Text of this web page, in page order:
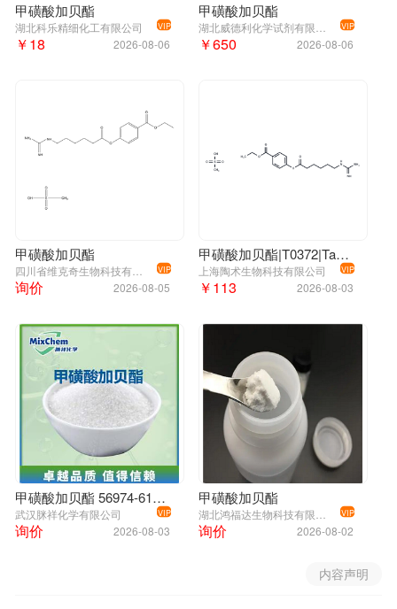
甲磺酸加贝酯
湖北科乐精细化工有限公司 VIP
2026-08-06
￥18
甲磺酸加贝酯
VIP
2026-08-06
￥650
甲磺酸加贝酯
VIP
2026-08-05
询价
甲磺酸加贝酯|T0372|TargetMol
上海陶术生物科技有限公司 VIP
2026-08-03
￥113
甲磺酸加贝酯 56974-61-9（胰蛋白酶抑制剂）
武汉脒祥化学有限公司 VIP
2026-08-03
询价
甲磺酸加贝酯
VIP
2026-08-02
询价
内容声明